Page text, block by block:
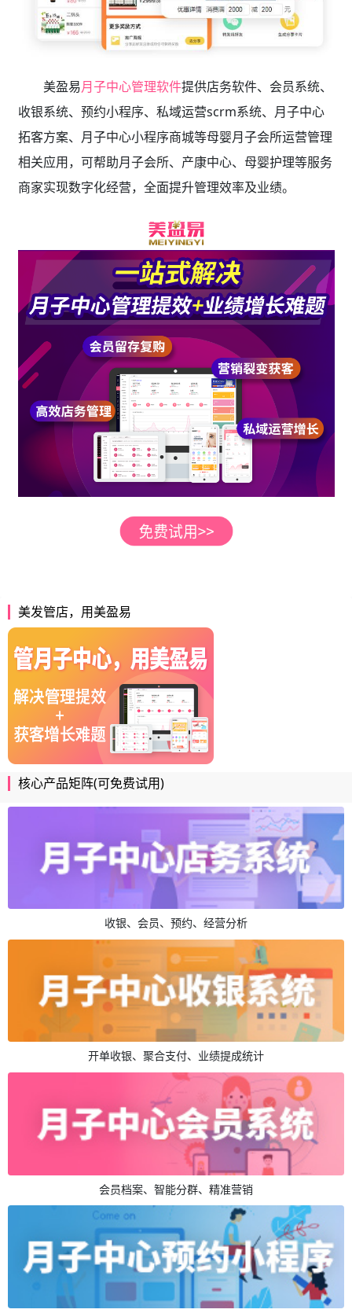
美盈易月子中心管理软件提供店务软件、会员系统、
收银系统、预约小程序、私域运营scrm系统、月子中心
拓客方案、月子中心小程序商城等母婴月子会所运营管理
相关应用，可帮助月子会所、产康中心、母婴护理等服务
商家实现数字化经营，全面提升管理效率及业绩。
美发管店，用美盈易
核心产品矩阵(可免费试用)
收银、会员、预约、经营分析
开单收银、聚合支付、业绩提成统计
会员档案、智能分群、精准营销